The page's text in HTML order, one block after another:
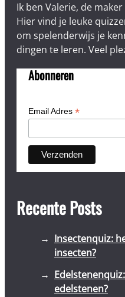
Ik ben Valerie, de
Hier vind je leuke
om spelenderwijs je
dingen te leren. Veel
Abonneren
Email Adres *
Recente Posts
Insectenquiz:
insecten?
edelstenen?